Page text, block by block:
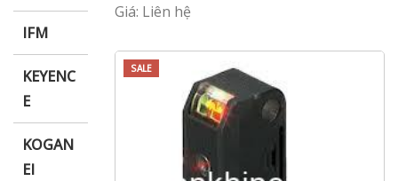
IFM
KEYENC
E
KOGAN
EI
Giá: Liên hệ
SALE